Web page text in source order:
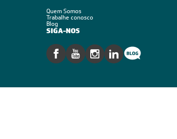
Quem Somos
Trabalhe conosco
Blog
SIGA-NOS